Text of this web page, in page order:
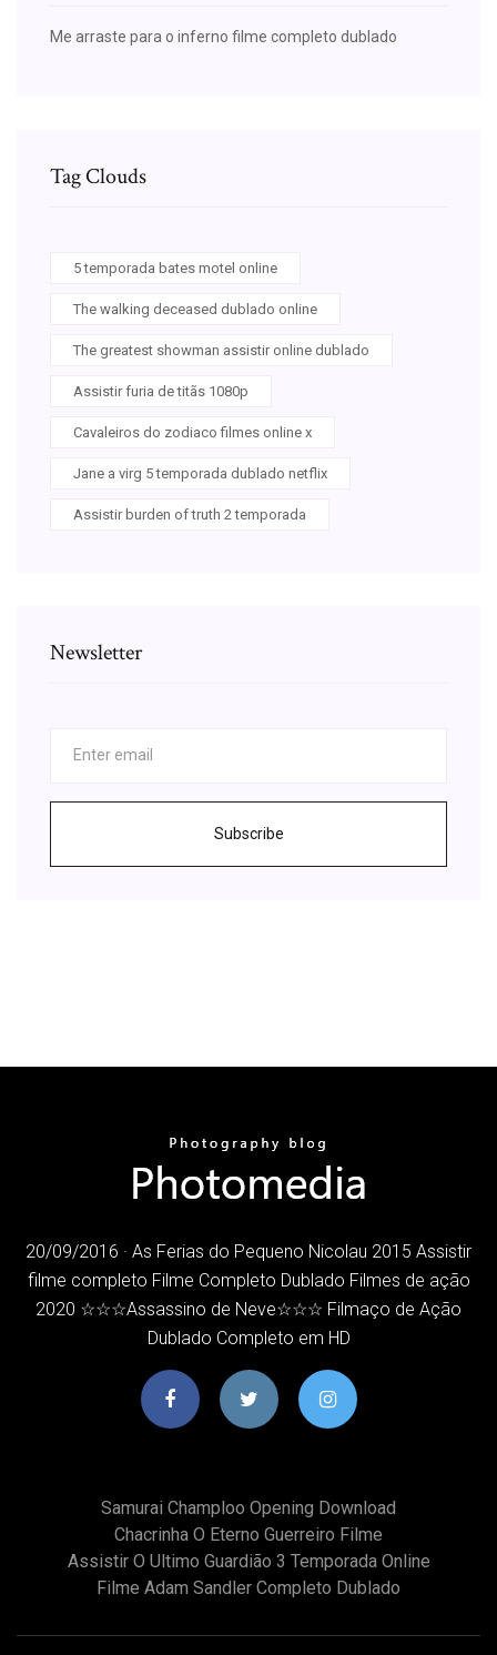
Me arraste para o inferno filme completo dublado
Tag Clouds
5 temporada bates motel online
The walking deceased dublado online
The greatest showman assistir online dublado
Assistir furia de titãs 1080p
Cavaleiros do zodiaco filmes online x
Jane a virg 5 temporada dublado netflix
Assistir burden of truth 2 temporada
Newsletter
Subscribe
20/09/2016 · As Ferias do Pequeno Nicolau 2015 Assistir
filme completo Filme Completo Dublado Filmes de ação
2020 ☆☆☆Assassino de Neve☆☆☆ Filmaço de Ação
Dublado Completo em HD
Samurai Champloo Opening Download
Chacrinha O Eterno Guerreiro Filme
Assistir O Ultimo Guardião 3 Temporada Online
Filme Adam Sandler Completo Dublado